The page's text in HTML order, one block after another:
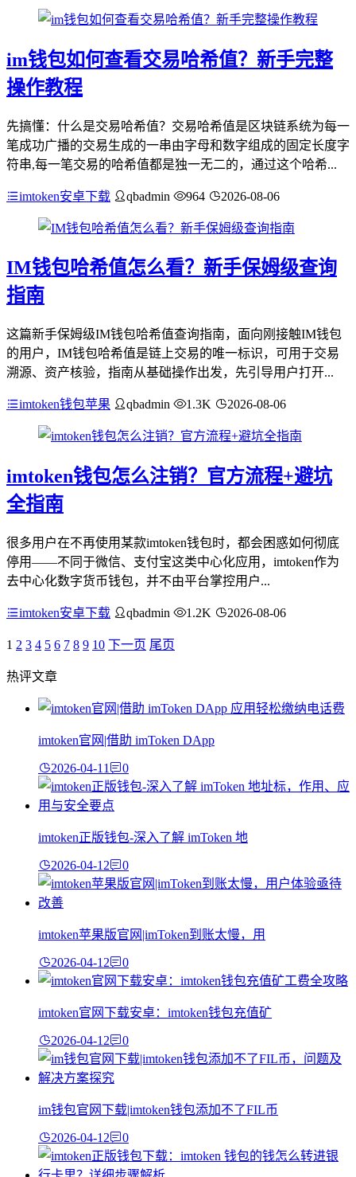
im钱包如何查看交易哈希值？新手完整
操作教程
先搞懂：什么是交易哈希值？交易哈希值是区块链系统为每一
笔成功广播的交易生成的一串由字母和数字组成的固定长度字
符串,每一笔交易的哈希值都是独一无二的，通过这个哈希...
imtoken安卓下载 qbadmin 964 2026-08-06
IM钱包哈希值怎么看？新手保姆级查询
指南
这篇新手保姆级IM钱包哈希值查询指南，面向刚接触IM钱包
的用户，IM钱包哈希值是链上交易的唯一标识，可用于交易
溯源、资产核验，指南从基础操作出发，先引导用户打开...
imtoken钱包苹果 qbadmin 1.3K 2026-08-06
imtoken钱包怎么注销？官方流程+避坑
全指南
很多用户在不再使用某款imtoken钱包时，都会困惑如何彻底
停用——不同于微信、支付宝这类中心化应用，imtoken作为
去中心化数字货币钱包，并不由平台掌控用户...
imtoken安卓下载 qbadmin 1.2K 2026-08-06
1 2 3 4 5 6 7 8 9 10 下一页 尾页
热评文章
imtoken官网|借助 imToken DApp
2026-04-11 0
imtoken正版钱包-深入了解 imToken 地
2026-04-12 0
imtoken苹果版官网|imToken到账太慢，用
2026-04-12 0
imtoken官网下载安卓：imtoken钱包充值矿
2026-04-12 0
im钱包官网下载|imtoken钱包添加不了FIL币
2026-04-12 0